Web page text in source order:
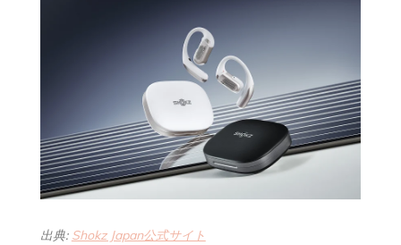
出典: Shokz Japan公式サイト